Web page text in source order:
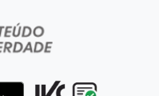
mas avança às
4 a 0 e avança